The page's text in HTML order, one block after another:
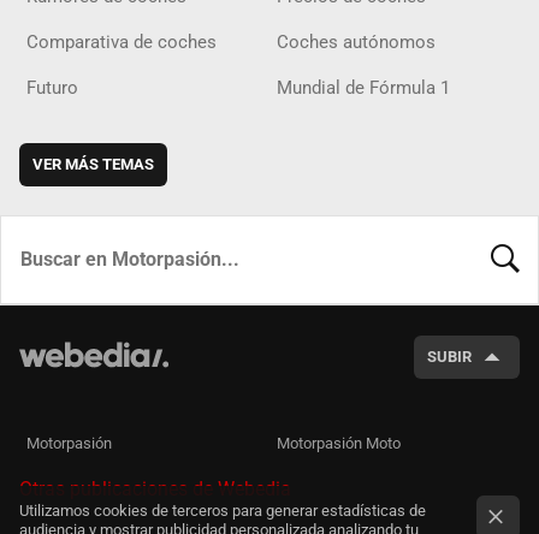
Comparativa de coches Coches autónomos
Futuro Mundial de Fórmula 1
VER MÁS TEMAS
SUBIR
Motorpasión Motorpasión Moto
Otras publicaciones de Webedia
Utilizamos cookies de terceros para generar estadísticas de
audiencia y mostrar publicidad personalizada analizando tu